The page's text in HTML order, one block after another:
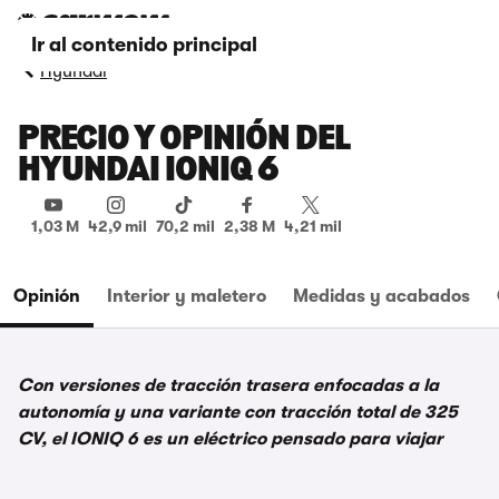
Ir al contenido principal
Hyundai
PRECIO Y OPINIÓN DEL
HYUNDAI IONIQ 6
1,03 M 42,9 mil 70,2 mil 2,38 M 4,21 mil
Opinión Interior y maletero Medidas y acabados
Con versiones de tracción trasera enfocadas a la
autonomía y una variante con tracción total de 325
CV, el IONIQ 6 es un eléctrico pensado para viajar